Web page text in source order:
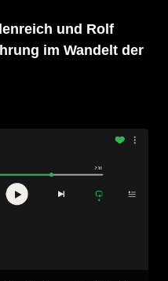
und Rolf
im Wandelt der